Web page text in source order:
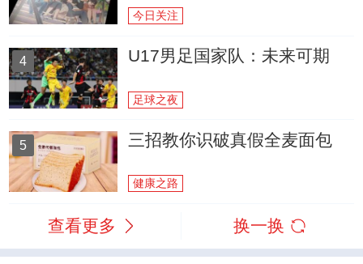
今日关注
4 U17男足国家队：未来可期
足球之夜
5 三招教你识破真假全麦面包
健康之路
查看更多 换一换